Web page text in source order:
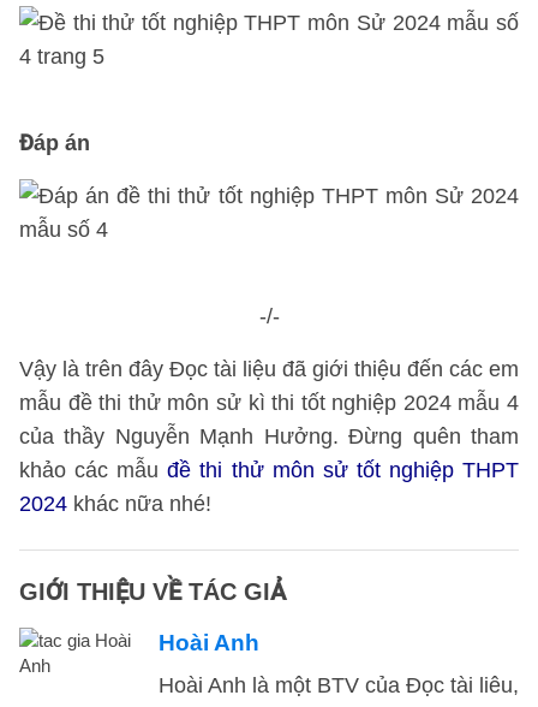
Đáp án
-/-
Vậy là trên đây Đọc tài liệu đã giới thiệu đến các em
mẫu đề thi thử môn sử kì thi tốt nghiệp 2024 mẫu 4
của thầy Nguyễn Mạnh Hưởng. Đừng quên tham
khảo các mẫuđề thi thử môn sử tốt nghiệp THPT
2024 khác nữa nhé!
GIỚI THIỆU VỀ TÁC GIẢ
Hoài Anh
Hoài Anh là một BTV của Đọc tài liêu,